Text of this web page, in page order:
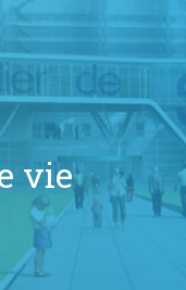
vie